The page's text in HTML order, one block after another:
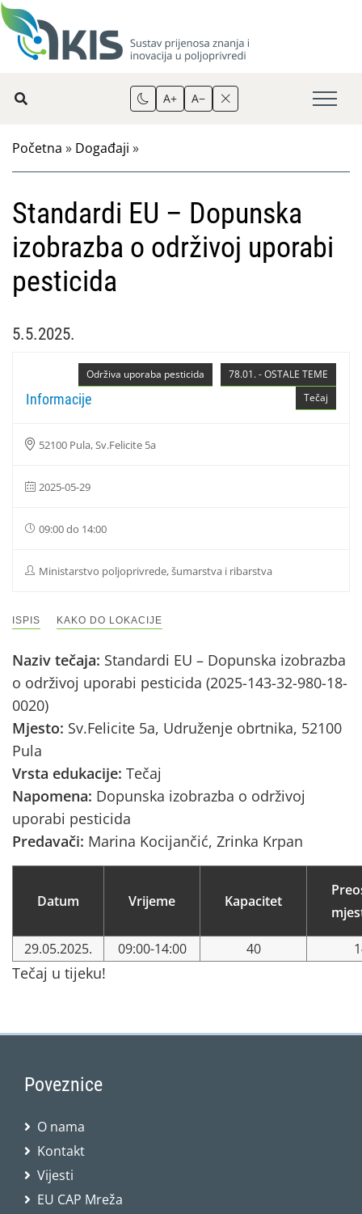
A+ A−
Početna » Događaji »
Standardi EU – Dopunska
izobrazba o održivoj uporabi
pesticida
5.5.2025.
78.01. - OSTALE TEME
Održiva uporaba pesticida
Tečaj
Informacije
52100 Pula, Sv.Felicite 5a
2025-05-29
09:00 do 14:00
Ministarstvo poljoprivrede, šumarstva i ribarstva
ISPIS KAKO DO LOKACIJE
Naziv tečaja: Standardi EU – Dopunska izobrazba
o održivoj uporabi pesticida (2025-143-32-980-18-
0020)
Mjesto: Sv.Felicite 5a, Udruženje obrtnika, 52100
Pula
Vrsta edukacije: Tečaj
Napomena: Dopunska izobrazba o održivoj
uporabi pesticida
Predavači: Marina Kocijančić, Zrinka Krpan
Datum Vrijeme Kapacitet
29.05.2025. 09:00-14:00 40
Tečaj u tijeku!
Poveznice
O nama
Kontakt
Vijesti
EU CAP Mreža